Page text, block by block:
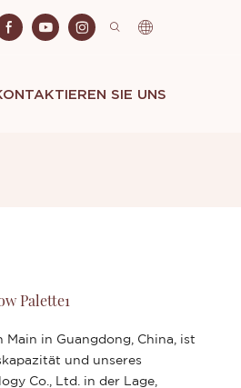
SIE UNS
Palette1
in Guangdong, China, ist
und unseres
Co., Ltd. in der Lage,